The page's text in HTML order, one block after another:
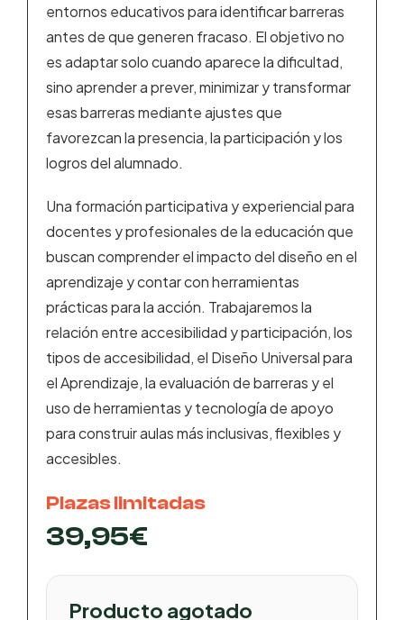
entornos educativos para identificar barreras
antes de que generen fracaso. El objetivo no
es adaptar solo cuando aparece la dificultad,
sino aprender a prever, minimizar y transformar
esas barreras mediante ajustes que
favorezcan la presencia, la participación y los
logros del alumnado.
Una formación participativa y experiencial para
docentes y profesionales de la educación que
buscan comprender el impacto del diseño en el
aprendizaje y contar con herramientas
prácticas para la acción. Trabajaremos la
relación entre accesibilidad y participación, los
tipos de accesibilidad, el Diseño Universal para
el Aprendizaje, la evaluación de barreras y el
uso de herramientas y tecnología de apoyo
para construir aulas más inclusivas, flexibles y
accesibles.
Plazas limitadas
39,95€
Producto agotado